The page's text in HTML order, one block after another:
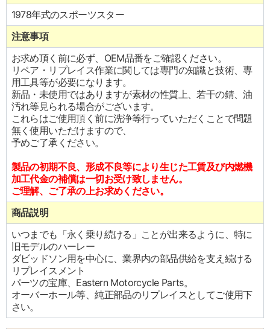
1978年式のスポーツスター
注意事項
お求め頂く前に必ず、OEM品番をご確認ください。
リペア・リプレイス作業に関しては専門の知識と技術、専
用工具等が必要になります。
新品・未使用ではありますが素材の性質上、若干の錆、油
汚れ等見られる場合がございます。
これらはご使用頂く前に洗浄等行っていただくことで問題
無く使用いただけますので、
予めご了承ください。
製品の初期不良、形成不良等により生じた工賃及び内燃機
加工代金の補償は一切お受け致しません。
ご理解、ご了承の上お求めください。
商品説明
いつまでも「永く乗り続ける」ことが出来るように、特に
旧モデルのハーレー
ダビッドソン用を中心に、業界内の部品供給を支え続ける
リプレイスメント
パーツの宝庫、Eastern Motorcycle Parts。
オーバーホール等、純正部品のリプレイスとしてご使用下
さい。